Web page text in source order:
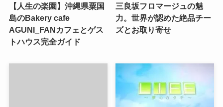
【人生の楽園】沖縄県粟国
島のBakery cafe
AGUNI_FANカフェとゲス
トハウス完全ガイド
三良坂フロマージュの魅
力。世界が認めた絶品チー
ズとお取り寄せ